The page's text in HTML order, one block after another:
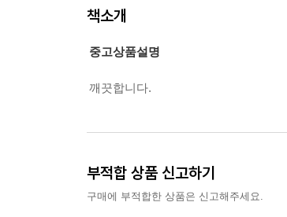
책소개
중고상품설명
깨끗합니다.
부적합 상품 신고하기
구매에 부적합한 상품은 신고해주세요.